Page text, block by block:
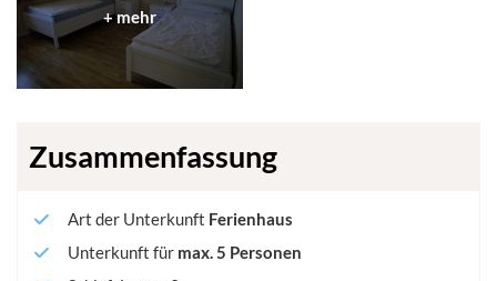
Zusammenfassung
Art der Unterkunft Ferienhaus
Unterkunft für max.5 Personen